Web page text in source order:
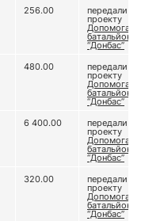
256.00 передали
проекту
Допомога
батальйону
“Донбас”
480.00 передали
проекту
Допомога
батальйону
“Донбас”
6 400.00 передали
проекту
Допомога
батальйону
“Донбас”
320.00 передали
проекту
Допомога
батальйону
“Донбас”